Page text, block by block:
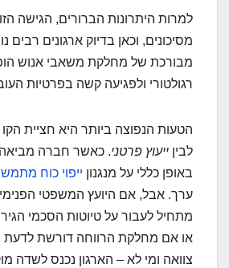
למרות היתרונות הברורים, הגישה
מסיכונים, וכאן בדיוק ארגונים רבים
מבורכת של מחלקת משאבי אנוש
רגולטורי ולפגיעה קשה בפרטיות
הטעות הנפוצה ביותר היא חציית
לבין ייעוץ פרטני. כאשר חברה
באופן כללי על מנגנון ייפוי כוח
ערך. אבל, אם היועץ המשפטי
מתחיל לעבור על טיוטות הסכמי
או אם מחלקת הרווחה דורשת לדעת
צוואה ומי לא – הארגון נכנס לשדה